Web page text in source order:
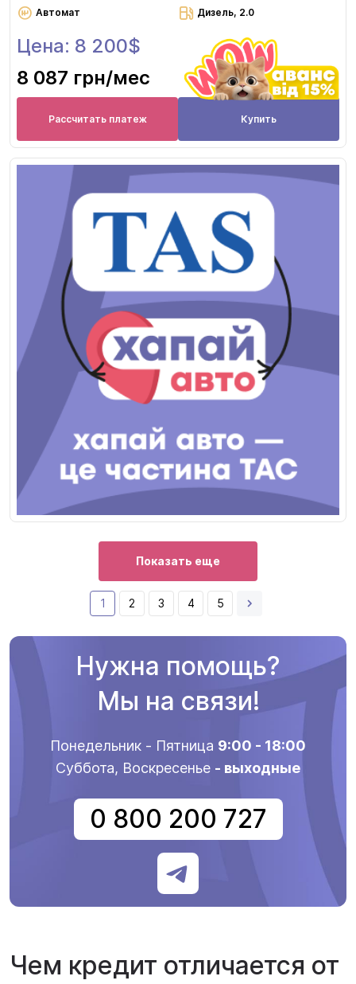
Автомат Дизель, 2.0
Цена: 8 200$
8 087 грн/мес
Рассчитать платеж Купить
Показать еще
1 2 3 4 5
Нужна помощь?
Мы на связи!
Понедельник - Пятница 9:00 - 18:00
Суббота, Воскресенье - выходные
0 800 200 727
Чем кредит отличается от